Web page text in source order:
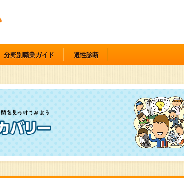
分野別職業ガイド 適性診断